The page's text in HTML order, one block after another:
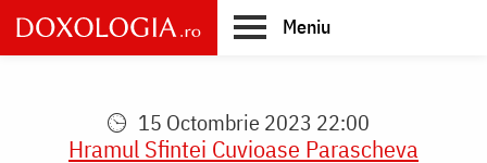
Skip
to
main
Meniu
15 Octombrie 2023 22:00
Hramul Sfintei Cuvioase Parascheva